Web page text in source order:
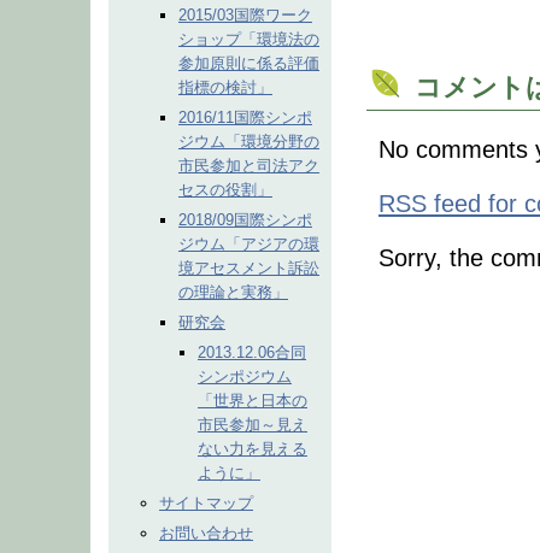
2015/03国際ワーク
ショップ「環境法の
参加原則に係る評価
指標の検討」
2016/11国際シンポ
ジウム「環境分野の
市民参加と司法アク
セスの役割」
2018/09国際シンポ
ジウム「アジアの環
境アセスメント訴訟
の理論と実務」
研究会
2013.12.06合同
シンポジウム
「世界と日本の
市民参加～見え
ない力を見える
ように」
サイトマップ
お問い合わせ
コメント
No comments
RSS feed for
Sorry, the